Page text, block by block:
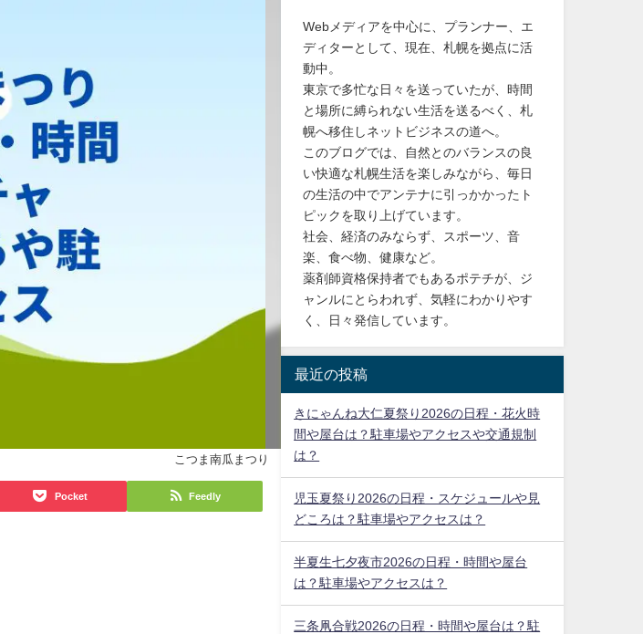
こつま南瓜まつり
Pocket Feedly
Webメディアを中心に、プランナー、エ
ディターとして、現在、札幌を拠点に活
動中。
東京で多忙な日々を送っていたが、時間
と場所に縛られない生活を送るべく、札
幌へ移住しネットビジネスの道へ。
このブログでは、自然とのバランスの良
い快適な札幌生活を楽しみながら、毎日
の生活の中でアンテナに引っかかったト
ピックを取り上げています。
社会、経済のみならず、スポーツ、音
楽、食べ物、健康など。
薬剤師資格保持者でもあるポテチが、ジ
ャンルにとらわれず、気軽にわかりやす
く、日々発信しています。
最近の投稿
きにゃんね大仁夏祭り2026の日程・花火時
間や屋台は？駐車場やアクセスや交通規制
は？
児玉夏祭り2026の日程・スケジュールや見
どころは？駐車場やアクセスは？
半夏生七夕夜市2026の日程・時間や屋台
は？駐車場やアクセスは？
三条凧合戦2026の日程・時間や屋台は？駐